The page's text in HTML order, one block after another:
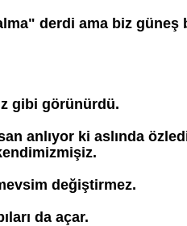
derdi ama biz güneş
gibi görünürdü.
anlıyor ki aslında
değiştirmez.
da açar.